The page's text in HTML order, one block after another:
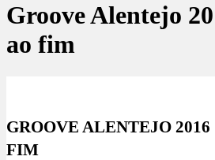
Groove Alentejo
ao fim
GROOVE ALENTEJO
FIM